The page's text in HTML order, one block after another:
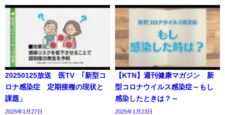
20250125放送 医TV ｢新型コ
ロナ感染症 定期接種の現状と
課題」
2025年1月27日
【KTN】週刊健康マガジン 新
型コロナウイルス感染症～もし
感染したときは？～
2025年1月23日